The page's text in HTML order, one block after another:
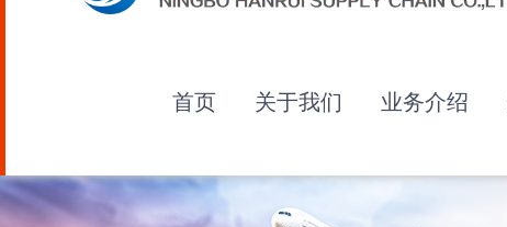
首页 关于我们 业务介绍